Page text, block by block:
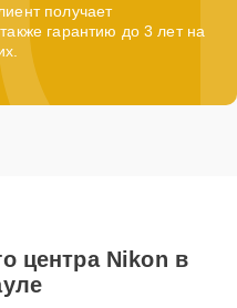
получает
гарантию до 3 лет на
центра Nikon в